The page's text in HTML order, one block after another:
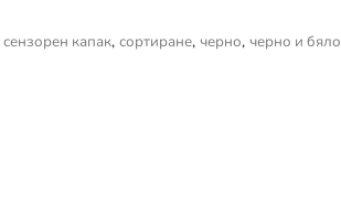
сензорен капак, сортиране, черно, черно и бяло